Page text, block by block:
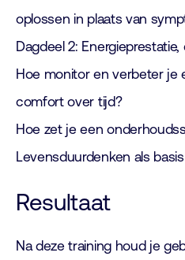
oplossen in plaats van
Dagdeel 2:
Hoe monitor en verbeter je
comfort over tijd?
Hoe zet je een
Levensduurdenken als
Resultaat
Na deze training houd je